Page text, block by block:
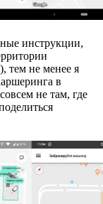
инструкции,
), тем не менее я
в
не там, где